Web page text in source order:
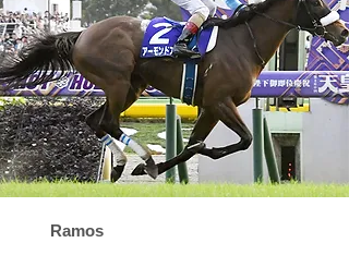
Ramos